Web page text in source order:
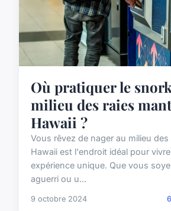
Où pratiquer le
milieu des raies
Hawaii ?
Vous rêvez de nager au milieu des
Hawaii est l'endroit idéal pour
expérience unique. Que vous
aguerri ou u...
9 octobre 2024